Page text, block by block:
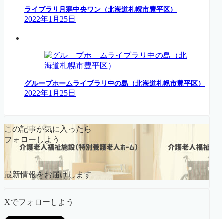
ライブラリ月寒中央ワン（北海道札幌市豊平区）
2022年1月25日
グループホームライブラリ中の島（北海道札幌市豊平区）
2022年1月25日
この記事が気に入ったら
フォローしよう
最新情報をお届けします
Xでフォローしよう